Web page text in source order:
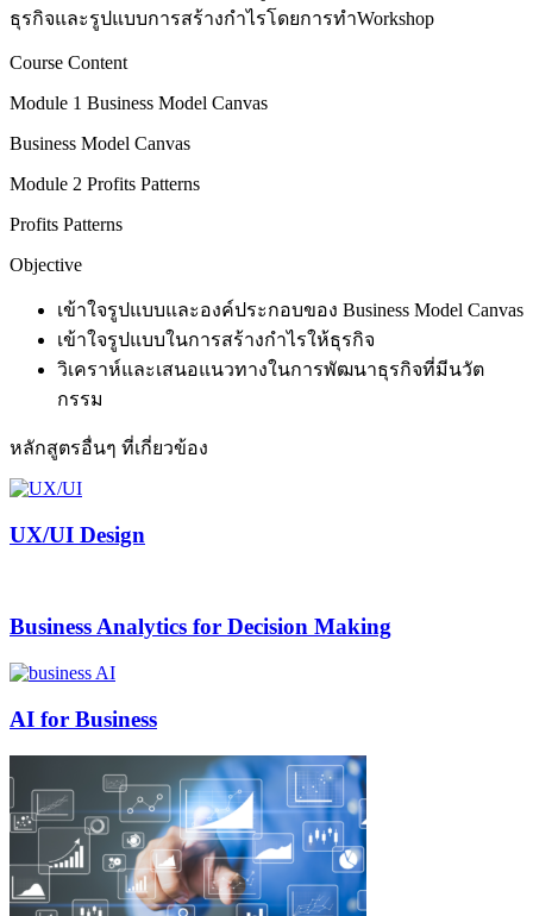
ธุรกิจและรูปแบบการสร้างกำไรโดยการทำWorkshop
Course Content
Module 1 Business Model Canvas
Business Model Canvas
Module 2 Profits Patterns
Profits Patterns
Objective
เข้าใจรูปแบบและองค์ประกอบของ Business Model Canvas
เข้าใจรูปแบบในการสร้างกำไรให้ธุรกิจ
วิเคราห์และเสนอแนวทางในการพัฒนาธุรกิจที่มีนวัต
กรรม
หลักสูตรอื่นๆ ที่เกี่ยวข้อง
UX/UI Design
Business Analytics for Decision Making
AI for Business